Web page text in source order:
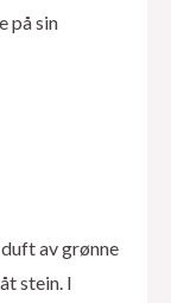
på sin
av grønne
stein. I